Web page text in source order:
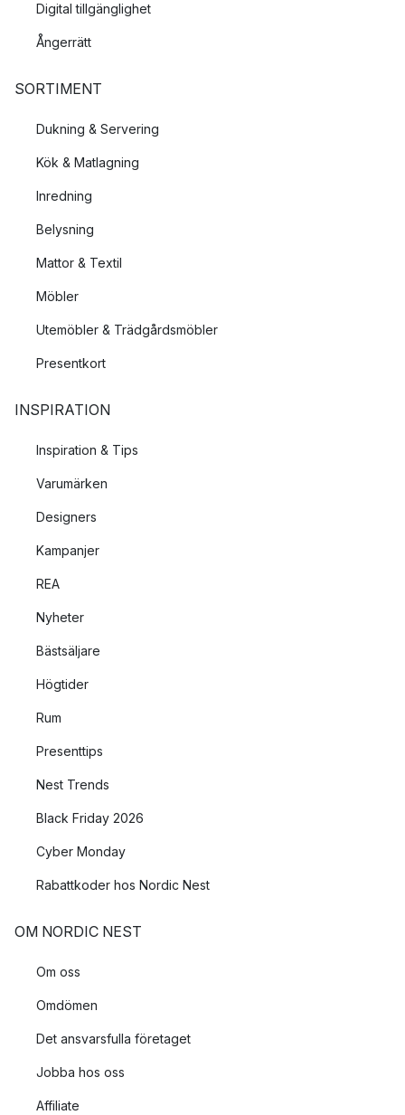
Digital tillgänglighet
Ångerrätt
SORTIMENT
Dukning & Servering
Kök & Matlagning
Inredning
Belysning
Mattor & Textil
Möbler
Utemöbler & Trädgårdsmöbler
Presentkort
INSPIRATION
Inspiration & Tips
Varumärken
Designers
Kampanjer
REA
Nyheter
Bästsäljare
Högtider
Rum
Presenttips
Nest Trends
Black Friday 2026
Cyber Monday
Rabattkoder hos Nordic Nest
OM NORDIC NEST
Om oss
Omdömen
Det ansvarsfulla företaget
Jobba hos oss
Affiliate